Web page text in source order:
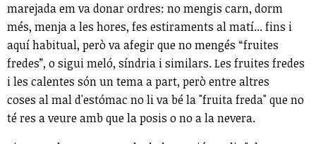
marejada em va donar ordres: no mengis carn, dorm
més, menja a les hores, fes estiraments al matí... fins i
aquí habitual, però va afegir que no mengés “fruites
fredes”, o sigui meló, síndria i similars. Les fruites fredes
i les calentes són un tema a part, però entre altres
coses al mal d'estómac no li va bé la "fruita freda" que no
té res a veure amb que la posis o no a la nevera.